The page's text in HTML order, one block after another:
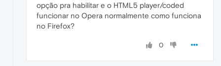
opção pra habilitar e o HTML5 player/coded
funcionar no Opera normalmente como funciona
no Firefox?
0